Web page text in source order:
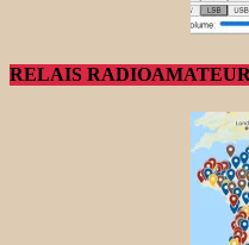
RELAIS